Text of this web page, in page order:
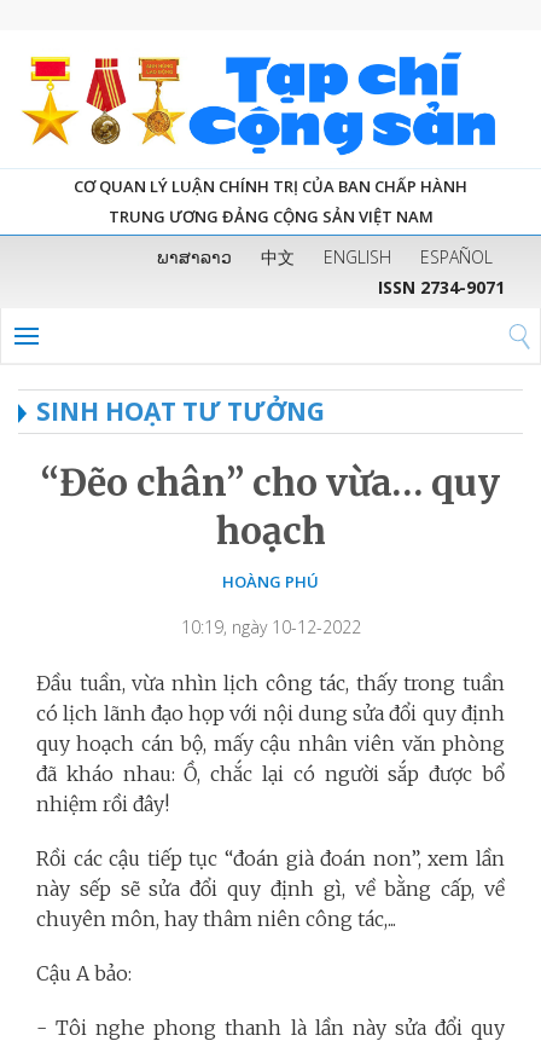
CƠ QUAN LÝ LUẬN CHÍNH TRỊ CỦA BAN CHẤP HÀNH
TRUNG ƯƠNG ĐẢNG CỘNG SẢN VIỆT NAM
ພາສາລາວ 中文 ENGLISH
ESPAÑOL
ISSN 2734-9071
SINH HOẠT TƯ TƯỞNG
“Đẽo chân” cho vừa… quy
hoạch
HOÀNG PHÚ
10:19, ngày 10-12-2022
Đầu tuần, vừa nhìn lịch công tác, thấy trong tuần
có lịch lãnh đạo họp với nội dung sửa đổi quy định
quy hoạch cán bộ, mấy cậu nhân viên văn phòng
đã kháo nhau: Ồ, chắc lại có người sắp được bổ
nhiệm rồi đây!
Rồi các cậu tiếp tục “đoán già đoán non”, xem lần
này sếp sẽ sửa đổi quy định gì, về bằng cấp, về
chuyên môn, hay thâm niên công tác,...
Cậu A bảo:
- Tôi nghe phong thanh là lần này sửa đổi quy